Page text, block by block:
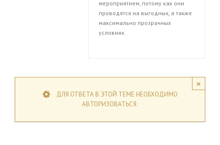
мероприятием, потому как они
проводятся на выгодных, а также
максимально прозрачных
условиях.
×
ДЛЯ ОТВЕТА В ЭТОЙ ТЕМЕ НЕОБХОДИМО
АВТОРИЗОВАТЬСЯ.